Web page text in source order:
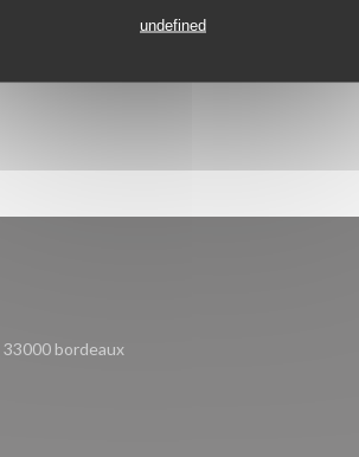
undefined
3
bordeaux((在新窗口中打开))